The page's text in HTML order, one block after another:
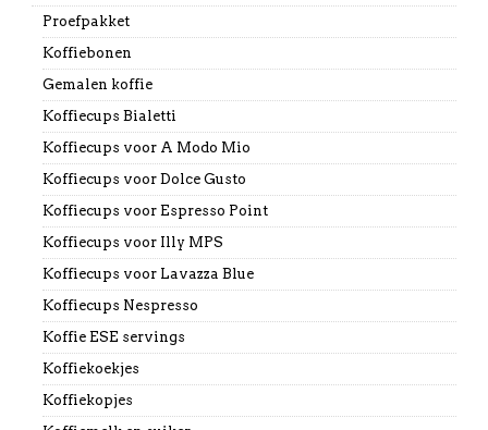
Proefpakket
Koffiebonen
Gemalen koffie
Koffiecups Bialetti
Koffiecups voor A Modo Mio
Koffiecups voor Dolce Gusto
Koffiecups voor Espresso Point
Koffiecups voor Illy MPS
Koffiecups voor Lavazza Blue
Koffiecups Nespresso
Koffie ESE servings
Koffiekoekjes
Koffiekopjes